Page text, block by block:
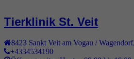
Tierklinik St. Veit
8423 Sankt Veit am Vogau / Wagendorf,
+4334534190